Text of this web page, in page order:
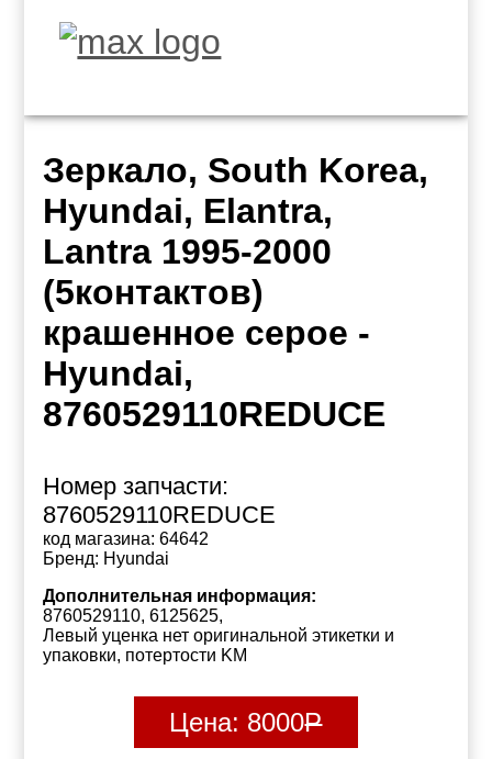
Зеркало, South Korea,
Hyundai, Elantra,
Lantra 1995-2000
(5контактов)
крашенное серое -
Hyundai,
8760529110REDUCE
Номер запчасти:
8760529110REDUCE
код магазина: 64642
Бренд: Hyundai
Дополнительная информация:
8760529110, 6125625,
Левый уценка нет оригинальной этикетки и
упаковки, потертости KM
Цена: 8000Р